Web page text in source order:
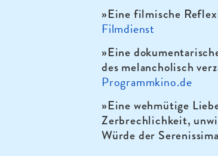
»Eine filmische
Filmdienst
»Eine
des melancholisch
Programmkino.de
»Eine wehmütige
Zerbrechlichkeit,
Würde der